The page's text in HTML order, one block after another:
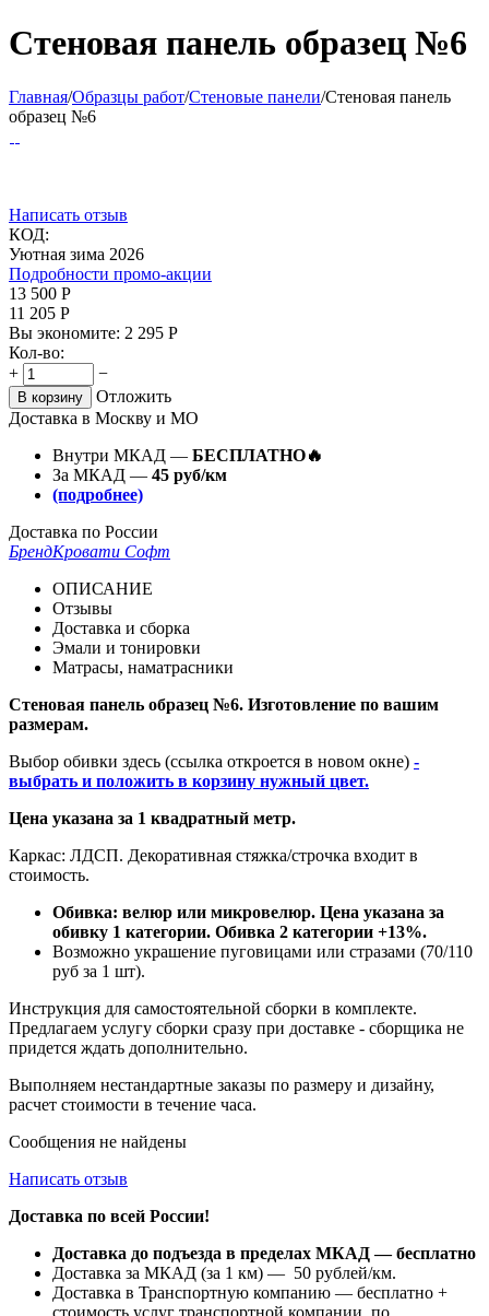
Стеновая панель образец №6
Главная/Образцы работ/Стеновые панели/Стеновая панель
образец №6
Написать отзыв
КОД:
Уютная зима 2026
Подробности промо-акции
13 500 Р
11 205 Р
Вы экономите: 2 295 Р
Кол-во:
+
−
В корзину
Отложить
Доставка в Москву и МО
Внутри МКАД — БЕСПЛАТНО🔥
За МКАД — 45 руб/км
(подробнее)
Доставка по России
БрендКровати Софт
ОПИСАНИЕ
Отзывы
Доставка и сборка
Эмали и тонировки
Матрасы, наматрасники
Стеновая панель образец №6. Изготовление по вашим
размерам.
Выбор обивки здесь (ссылка откроется в новом окне) -
выбрать и положить в корзину нужный цвет.
Цена указана за 1 квадратный метр.
Каркас: ЛДСП. Декоративная стяжка/строчка входит в
стоимость.
Обивка: велюр или микровелюр. Цена указана за
обивку 1 категории. Обивка 2 категории +13%.
Возможно украшение пуговицами или стразами (70/110
руб за 1 шт).
Инструкция для самостоятельной сборки в комплекте.
Предлагаем услугу сборки сразу при доставке - сборщика не
придется ждать дополнительно.
Выполняем нестандартные заказы по размеру и дизайну,
расчет стоимости в течение часа.
Сообщения не найдены
Написать отзыв
Доставка по всей России!
Доставка до подъезда в пределах МКАД — бесплатно
Доставка за МКАД (за 1 км) — 50 рублей/км.
Доставка в Транспортную компанию — бесплатно +
стоимость услуг транспортной компании по